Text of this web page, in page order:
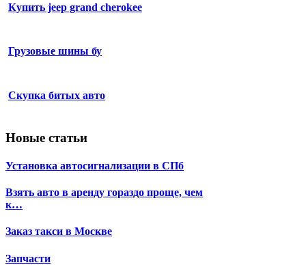
Купить jeep grand cherokee
Грузовые шины бу
Скупка битых авто
Новые статьи
Установка автосигнализации в СПб
Взять авто в аренду гораздо проще, чем
к…
Заказ такси в Москве
Запчасти